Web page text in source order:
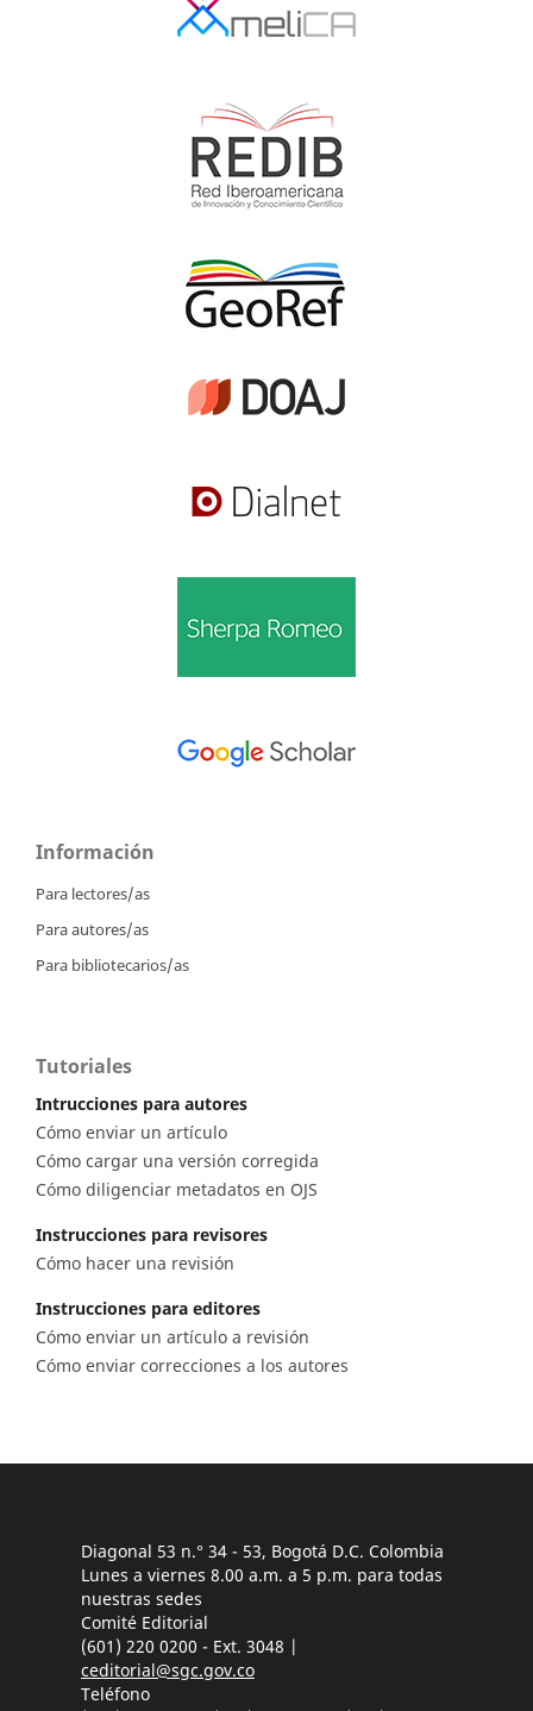
Información
Para lectores/as
Para autores/as
Para bibliotecarios/as
Tutoriales
Intrucciones para autores
Cómo enviar un artículo
Cómo cargar una versión corregida
Cómo diligenciar metadatos en OJS
Instrucciones para revisores
Cómo hacer una revisión
Instrucciones para editores
Cómo enviar un artículo a revisión
Cómo enviar correcciones a los autores
Diagonal 53 n.° 34 - 53, Bogotá D.C. Colombia
Lunes a viernes 8.00 a.m. a 5 p.m. para todas
nuestras sedes
Comité Editorial
(601) 220 0200 - Ext. 3048 |
ceditorial@sgc.gov.co
Teléfono